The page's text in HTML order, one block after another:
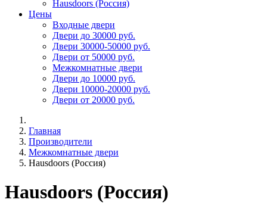
Hausdoors (Россия)
Цены
Входные двери
Двери до 30000 руб.
Двери 30000-50000 руб.
Двери от 50000 руб.
Межкомнатные двери
Двери до 10000 руб.
Двери 10000-20000 руб.
Двери от 20000 руб.
Главная
Производители
Межкомнатные двери
Hausdoors (Россия)
Hausdoors (Россия)